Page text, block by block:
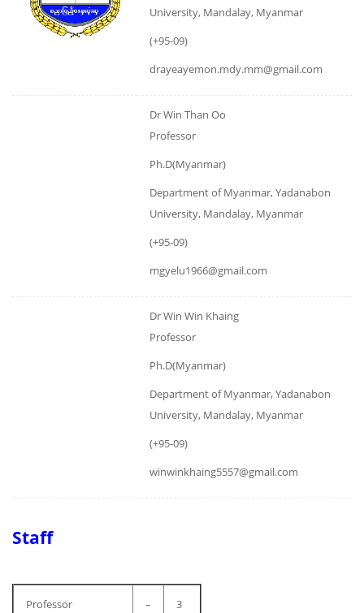
University, Mandalay, Myanmar
(+95-09)
drayeayemon.mdy.mm@gmail.com
Dr Win Than Oo
Professor
Ph.D(Myanmar)
Department of Myanmar, Yadanabon
University, Mandalay, Myanmar
(+95-09)
mgyelu1966@gmail.com
Dr Win Win Khaing
Professor
Ph.D(Myanmar)
Department of Myanmar, Yadanabon
University, Mandalay, Myanmar
(+95-09)
winwinkhaing5557@gmail.com
Staff
Professor – 3